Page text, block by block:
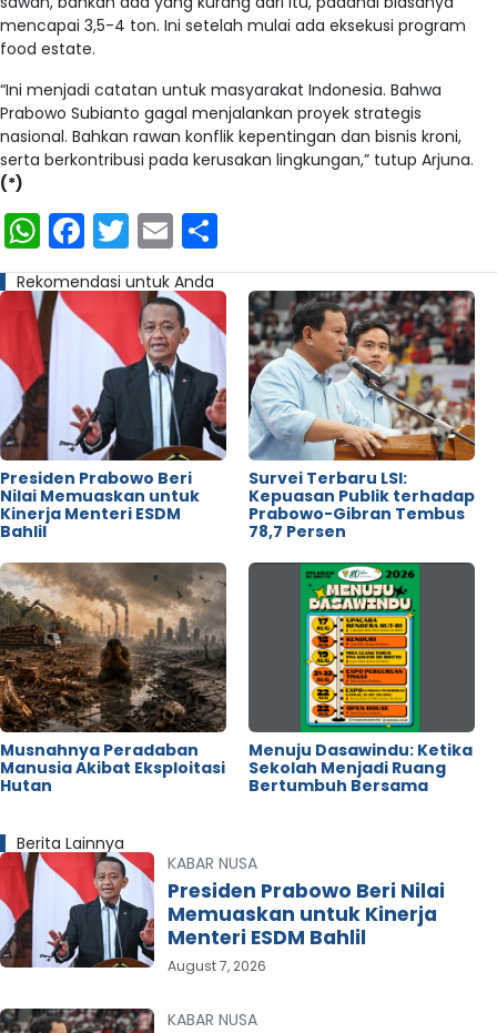
mencapai 3,5-4 ton. Ini setelah mulai ada eksekusi program
food estate.
“Ini menjadi catatan untuk masyarakat Indonesia. Bahwa
Prabowo Subianto gagal menjalankan proyek strategis
nasional. Bahkan rawan konflik kepentingan dan bisnis kroni,
serta berkontribusi pada kerusakan lingkungan,” tutup Arjuna.
(*)
WhatsApp
Facebook
Twitter
Email
Rekomendasi untuk Anda
Presiden Prabowo Beri
Nilai Memuaskan untuk
Kinerja Menteri ESDM
Bahlil
Survei Terbaru LSI:
Kepuasan Publik terhadap
Prabowo-Gibran Tembus
78,7 Persen
Musnahnya Peradaban
Manusia Akibat Eksploitasi
Hutan
Menuju Dasawindu: Ketika
Sekolah Menjadi Ruang
Bertumbuh Bersama
Berita Lainnya
KABAR NUSA
Presiden Prabowo Beri Nilai
Memuaskan untuk Kinerja
Menteri ESDM Bahlil
August 7, 2026
KABAR NUSA